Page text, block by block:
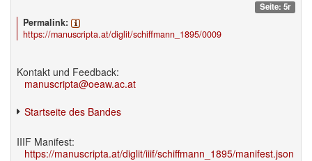
Seite: 5r
Permalink:
https://manuscripta.at/diglit/schiffmann_1895/0009
Kontakt und Feedback:
manuscripta@oeaw.ac.at
Startseite des Bandes
IIIF Manifest:
https://manuscripta.at/diglit/iiif/schiffmann_1895/manifest.json